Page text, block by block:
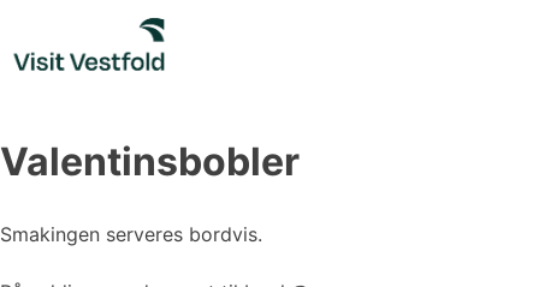
content
Valentinsbobler
Smakingen serveres bordvis.